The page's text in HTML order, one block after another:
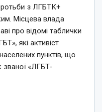
з ЛГБТК+
Місцева влада
про відомі таблички
які активіст
пунктів, що
званої «ЛГБТ-